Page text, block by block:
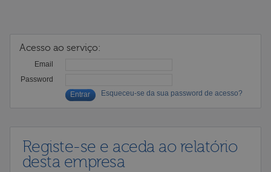
Acesso ao serviço:
Email
Password
Esqueceu-se da sua password de acesso?
Registe-se e aceda ao relatório
desta empresa